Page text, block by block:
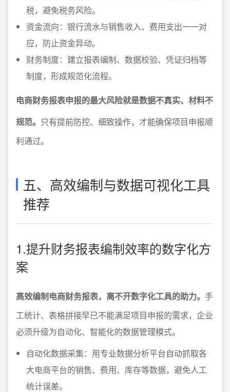
税，避免税务风险。
资金流向：银行流水与销售收入、费用支出一一对
应，防止资金异动。
财务制度：建立报表编制、数据校验、凭证归档等
制度，形成规范化流程。
电商财务报表申报的最大风险就是数据不真实、材料不
规范。 只有提前防控、细致操作，才能确保项目申报顺
利通过。
五、高效编制与数据可视化工具
推荐
1.提升财务报表编制效率的数字化方
案
高效编制电商财务报表，离不开数字化工具的助力。 手
工统计、表格拼接早已不能满足项目申报的需求，企业
必须升级为自动化、智能化的数据管理模式。
自动化数据采集：用专业数据分析平台自动抓取各
大电商平台的销售、费用、库存等数据，避免人工
统计误差。